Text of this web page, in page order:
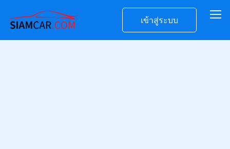
เข้าสู่ระบบ